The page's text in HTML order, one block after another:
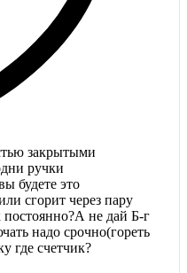
закрытыми
ручки
будете это
сгорит через пару
не дай Б-г
надо срочно(гореть
где счетчик?